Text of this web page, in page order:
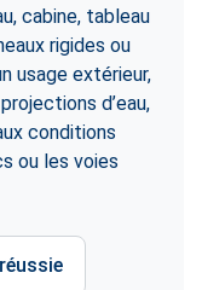
cabine, tableau
rigides ou
usage extérieur,
d’eau,
conditions
ou les voies